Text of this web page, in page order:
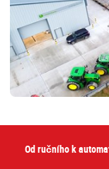
Od ručního k